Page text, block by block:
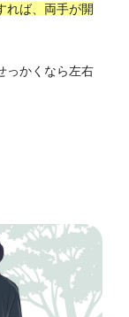
れば、両手が開
っかくなら左右